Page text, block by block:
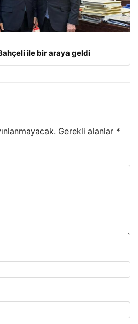
ile bir araya geldi
Gerekli alanlar *